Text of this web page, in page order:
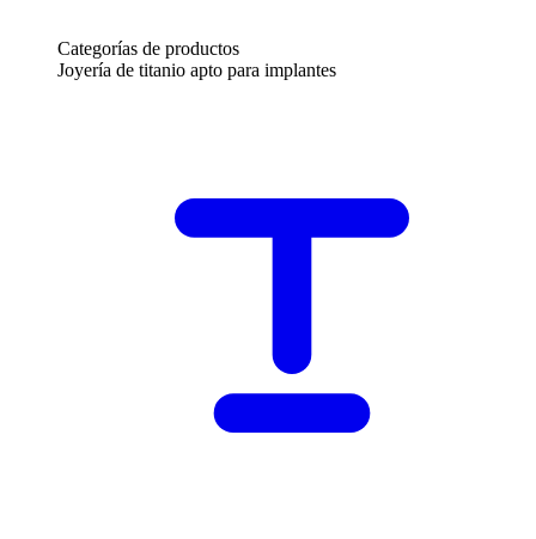
Categorías de productos
Joyería de titanio apto para implantes